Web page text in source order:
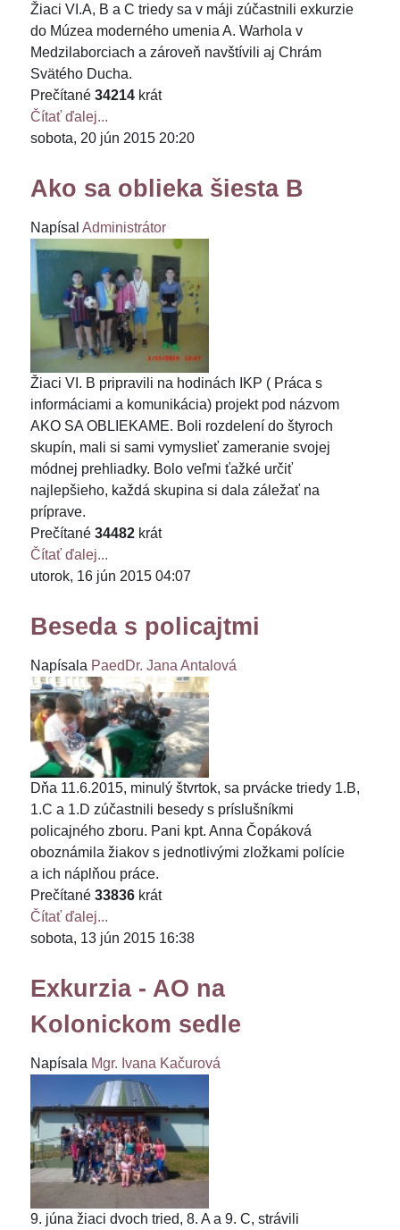
Žiaci VI.A, B a C triedy sa v máji zúčastnili exkurzie
do Múzea moderného umenia A. Warhola v
Medzilaborciach a zároveň navštívili aj Chrám
Svätého Ducha.
Prečítané 34214 krát
Čítať ďalej...
sobota, 20 jún 2015 20:20
Ako sa oblieka šiesta B
Napísal Administrátor
Žiaci VI. B pripravili na hodinách IKP ( Práca s
informáciami a komunikácia) projekt pod názvom
AKO SA OBLIEKAME. Boli rozdelení do štyroch
skupín, mali si sami vymyslieť zameranie svojej
módnej prehliadky. Bolo veľmi ťažké určiť
najlepšieho, každá skupina si dala záležať na
príprave.
Prečítané 34482 krát
Čítať ďalej...
utorok, 16 jún 2015 04:07
Beseda s policajtmi
Napísala PaedDr. Jana Antalová
Dňa 11.6.2015, minulý štvrtok, sa prvácke triedy 1.B,
1.C a 1.D zúčastnili besedy s príslušníkmi
policajného zboru. Pani kpt. Anna Čopáková
oboznámila žiakov s jednotlivými zložkami polície
a ich náplňou práce.
Prečítané 33836 krát
Čítať ďalej...
sobota, 13 jún 2015 16:38
Exkurzia - AO na
Kolonickom sedle
Napísala Mgr. Ivana Kačurová
9. júna žiaci dvoch tried, 8. A a 9. C, strávili